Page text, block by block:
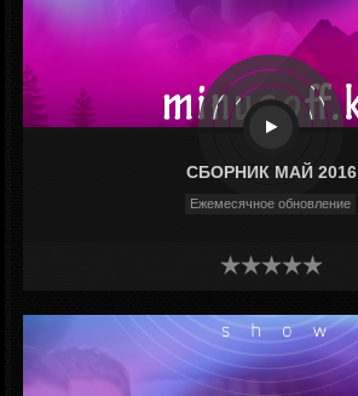
СБОРНИК МАЙ 2016
Ежемесячное обновление